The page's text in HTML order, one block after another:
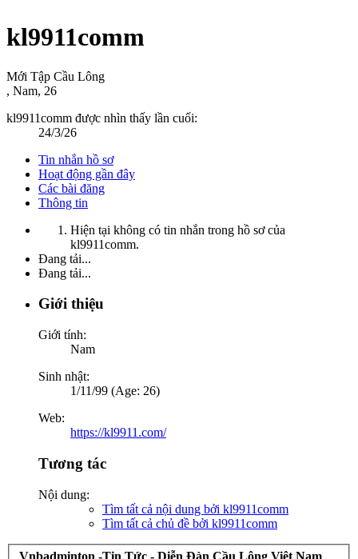
kl9911comm
Mới Tập Cầu Lông
, Nam, 26
kl9911comm được nhìn thấy lần cuối:
24/3/26
Tin nhắn hồ sơ
Hoạt động gần đây
Các bài đăng
Thông tin
Hiện tại không có tin nhắn trong hồ sơ của
kl9911comm.
Đang tải...
Đang tải...
Giới thiệu
Giới tính:
Nam
Sinh nhật:
1/11/99 (Age: 26)
Web:
https://kl9911.com/
Tương tác
Nội dung:
Tìm tất cả nội dung bởi kl9911comm
Tìm tất cả chủ đề bởi kl9911comm